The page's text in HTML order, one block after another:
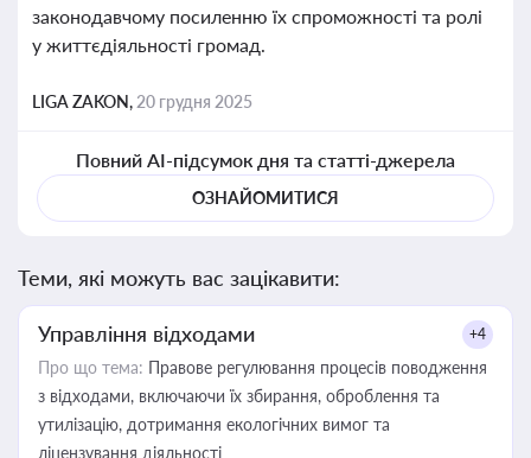
законодавчому посиленню їх спроможності та ролі
у життєдіяльності громад.
LIGA ZAKON, 20 грудня 2025
Повний AI-підсумок дня та статті-джерела
ОЗНАЙОМИТИСЯ
Теми, які можуть вас зацікавити:
Управління відходами +4
Про що тема: Правове регулювання процесів поводження
з відходами, включаючи їх збирання, оброблення та
утилізацію, дотримання екологічних вимог та
ліцензування діяльності